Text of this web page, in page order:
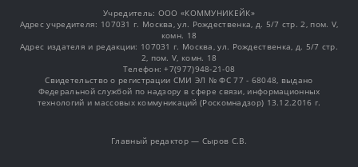
Учредитель: OOO «КОММУНИКЕЙК»
Адрес учредителя: 107031 г. Москва, ул. Рождественка, д. 5/7 стр. 2, пом. V,
комн. 18
Адрес издателя и редакции: 107031 г. Москва, ул. Рождественка, д. 5/7 стр.
2, пом. V, комн. 18
Телефон: +7(977)948-21-08
Свидетельство о регистрации СМИ ЭЛ № ФС 77 - 68048, выдано
Федеральной службой по надзору в сфере связи, информационных
технологий и массовых коммуникаций (Роскомнадзор) 13.12.2016 г.
Главный редактор — Сыров С.В.